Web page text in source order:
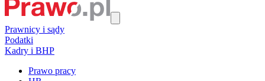
Prawnicy i sądy
Podatki
Kadry i BHP
Prawo pracy